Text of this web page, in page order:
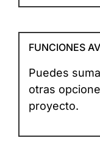
FUNCIONES
Puedes
otras
proyecto.